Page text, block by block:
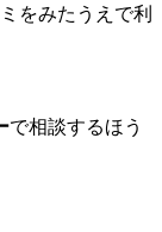
をみたうえで利
で相談するほう